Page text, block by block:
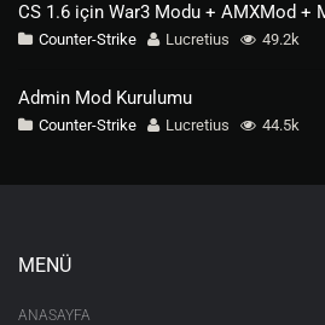
CS 1.6 için War3 Modu + AMXMod +
Counter-Strike Lucretius 49.2k
Admin Mod Kurulumu
Counter-Strike Lucretius 44.5k
MENÜ
ANASAYFA